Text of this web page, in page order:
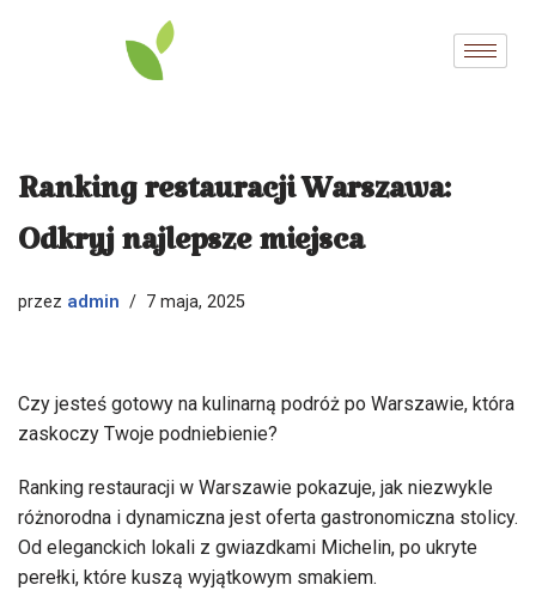
Ranking restauracji Warszawa:
Odkryj najlepsze miejsca
przez admin 7 maja, 2025
Czy jesteś gotowy na kulinarną podróż po Warszawie, która
zaskoczy Twoje podniebienie?
Ranking restauracji w Warszawie pokazuje, jak niezwykle
różnorodna i dynamiczna jest oferta gastronomiczna stolicy.
Od eleganckich lokali z gwiazdkami Michelin, po ukryte
perełki, które kuszą wyjątkowym smakiem.